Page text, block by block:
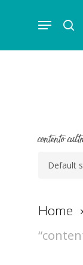
content
Menu
contento
Home